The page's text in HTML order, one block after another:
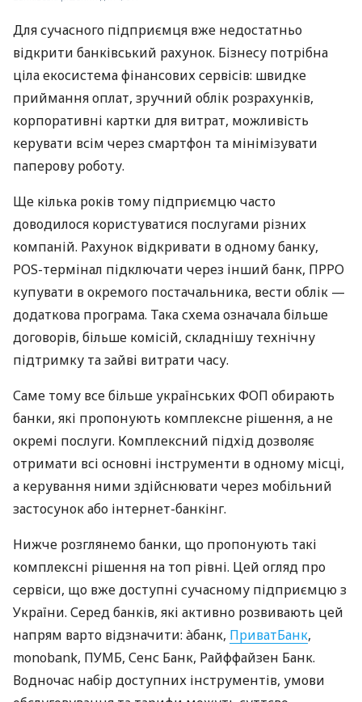
Для сучасного підприємця вже недостатньо
відкрити банківський рахунок. Бізнесу потрібна
ціла екосистема фінансових сервісів: швидке
приймання оплат, зручний облік розрахунків,
корпоративні картки для витрат, можливість
керувати всім через смартфон та мінімізувати
паперову роботу.
Ще кілька років тому підприємцю часто
доводилося користуватися послугами різних
компаній. Рахунок відкривати в одному банку,
POS-термінал підключати через інший банк, ПРРО
купувати в окремого постачальника, вести облік —
додаткова програма. Така схема означала більше
договорів, більше комісій, складнішу технічну
підтримку та зайві витрати часу.
Саме тому все більше українських ФОП обирають
банки, які пропонують комплексне рішення, а не
окремі послуги. Комплексний підхід дозволяє
отримати всі основні інструменти в одному місці,
а керування ними здійснювати через мобільний
застосунок або інтернет-банкінг.
Нижче розглянемо банки, що пропонують такі
комплексні рішення на топ рівні. Цей огляд про
сервіси, що вже доступні сучасному підприємцю з
України. Серед банків, які активно розвивають цей
напрям варто відзначити: àбанк, ПриватБанк,
monobank, ПУМБ, Сенс Банк, Райффайзен Банк.
Водночас набір доступних інструментів, умови